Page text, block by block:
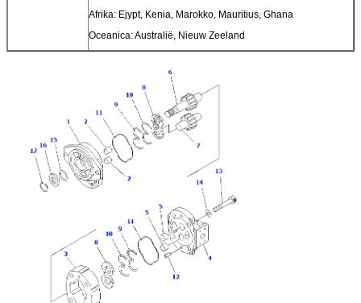
Afrika: Ejypt, Kenia, Marokko, Mauritius, Ghana
Oceanica: Australië, Nieuw Zeeland